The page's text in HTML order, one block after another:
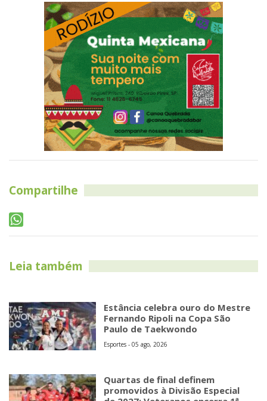
Compartilhe
Leia também
Estância celebra ouro do Mestre
Fernando Ripoli na Copa São
Paulo de Taekwondo
Esportes - 05 ago, 2026
Quartas de final definem
promovidos à Divisão Especial